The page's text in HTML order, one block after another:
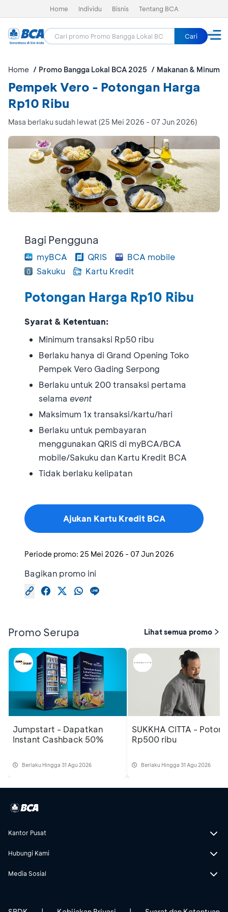
Home Individu Bisnis Tentang BCA
Cari
Home Promo Bangga Lokal BCA 2025 Makanan & Minuman
Pempek Vero - Potongan Harga
Rp10 Ribu
Masa berlaku sudah lewat (25 Mei 2026 - 07 Jun 2026)
Bagi Pengguna
myBCA QRIS
BCA mobile
Sakuku
Kartu Kredit
Potongan Harga Rp10 Ribu
Syarat & Ketentuan:
Minimum transaksi Rp50 ribu
Berlaku hanya di Grand Opening Toko
Pempek Vero Gading Serpong
Berlaku untuk 200 transaksi pertama
selama event
Maksimum 1x transaksi/kartu/hari
Berlaku untuk pembayaran
menggunakan QRIS di myBCA/BCA
mobile/Sakuku dan Kartu Kredit BCA
Tidak berlaku kelipatan
Ajukan Kartu Kredit BCA
Periode promo: 25 Mei 2026 - 07 Jun 2026
Bagikan promo ini
Promo Serupa Lihat semua promo
Jumpstart - Dapatkan
Instant Cashback 50%
Berlaku Hingga 31 Agu 2026
SUKKHA CITTA -
Rp500 ribu
Berlaku Hingga 31 Agu 2026
Kantor Pusat
Hubungi Kami
Media Sosial